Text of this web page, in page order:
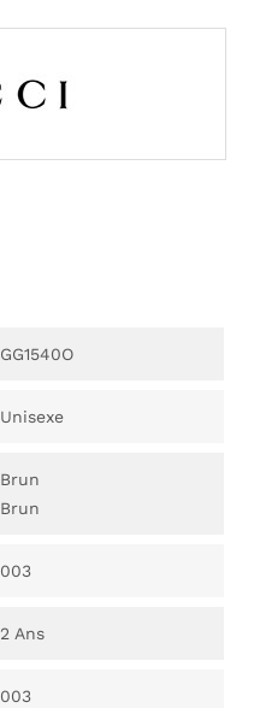
GG1540O
Unisexe
Brun
Brun
003
2 Ans
003